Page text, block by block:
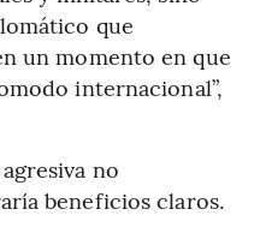
que
un momento en que
internacional”,
no
beneficios claros.